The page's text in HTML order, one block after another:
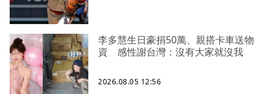
李多慧生日豪捐50萬、親搭卡車送物
資 感性謝台灣：沒有大家就沒我
2026.08.05 12:56